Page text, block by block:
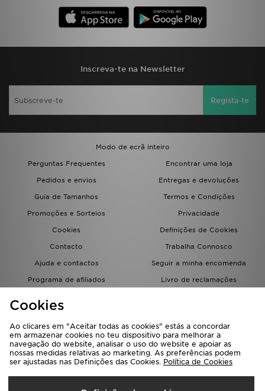
Inscreva-te na Newsletter
Regista-te
Modo de ecrã inteiro
Perguntas Frequentes
Encontrar uma loja
Pedidos e envios
Entregas e devoluções
Guia de Tamanhos
Termos e Condições
Promoções e Sorteios
Privacidade
Cookies
Definições de Cookies
Contacto
Trabalha Connosco
Ajuda e contactos
Seguir a minha encomenda
Programa de afiliados
Livro de reclamações
Seleciona O País
Cookies
Ao clicares em "Aceitar todas as cookies" estás a concordar
em armazenar cookies no teu dispositivo para melhorar a
navegação do website, analisar o uso do website e apoiar as
nossas medidas relativas ao marketing. As preferências podem
ser ajustadas nas Definições das Cookies. Política de Cookies